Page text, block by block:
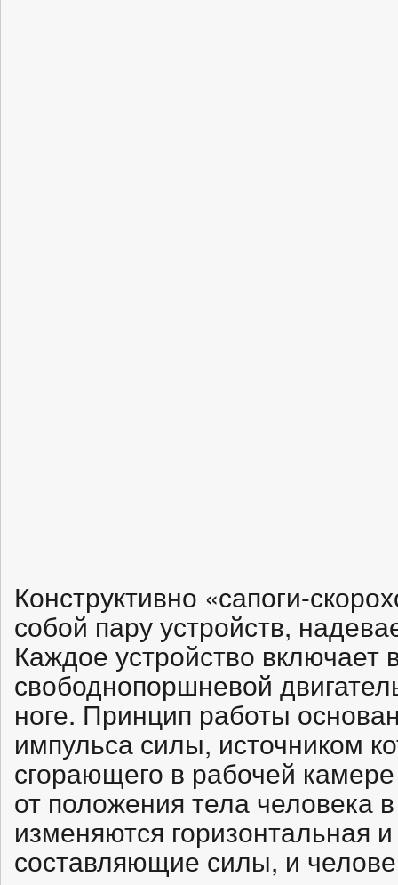
Конструктивно «сапоги-
собой пару устройств,
Каждое устройство включает
свободнопоршневой
ноге. Принцип работы
импульса силы, источником
сгорающего в рабочей
от положения тела человека
изменяются горизонтальная
составляющие силы, и